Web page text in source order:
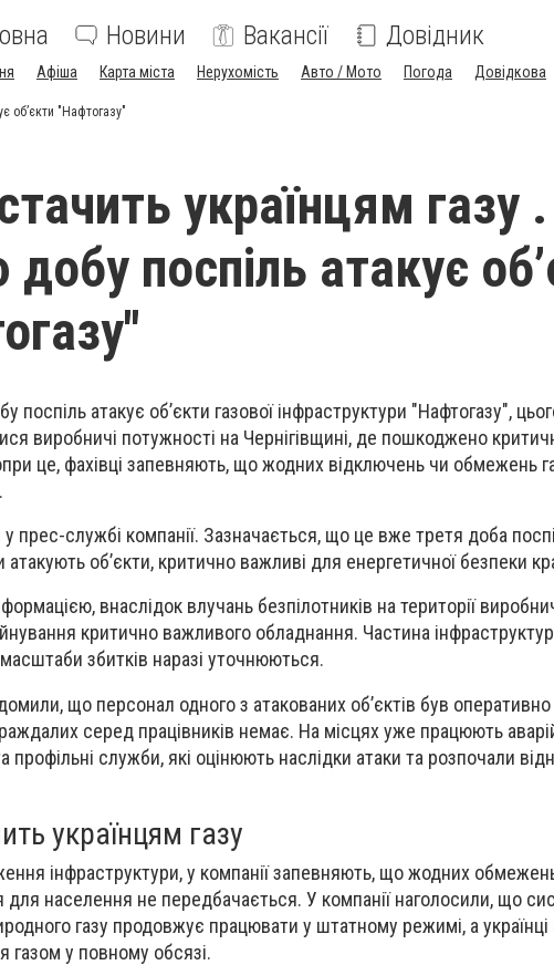
Новини Вакансії Довідник
Афіша Карта міста Нерухомість Авто / Мото Погода Довідкова
об’єкти "Нафтогазу"
українцям газу .
поспіль атакує
поспіль атакує об’єкти газової інфраструктури "Нафтогазу",
виробничі потужності на Чернігівщині, де пошкоджено
це, фахівці запевняють, щожодних відключень чи обмежень
прес-службі компанії. Зазначається, що це вже третя доба
атакують об’єкти, критично важливі для енергетичної безпеки
внаслідок влучань безпілотників на території
критично важливого обладнання. Частина
збитків наразі уточнюються.
що персонал одного з атакованих об’єктів був
серед працівників немає. На місцях уже працюють
профільні служби, які оцінюють наслідки атаки та розпочали
українцям газу
інфраструктури, у компанії запевняють, щожодних
для населення не передбачається. У компанії наголосили, що
газу продовжує працювати у штатному режимі, а українці
газом у повному обсязі.